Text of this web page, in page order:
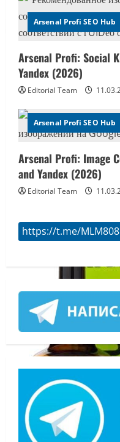
n
Arsenal Profi SEO Hub
Arsenal Profi: Social
Yandex (2026)
Editorial Team
Arsenal Profi SEO Hub
Arsenal Profi: Image
and Yandex (2026)
Editorial Team
https://t.me/MLM808